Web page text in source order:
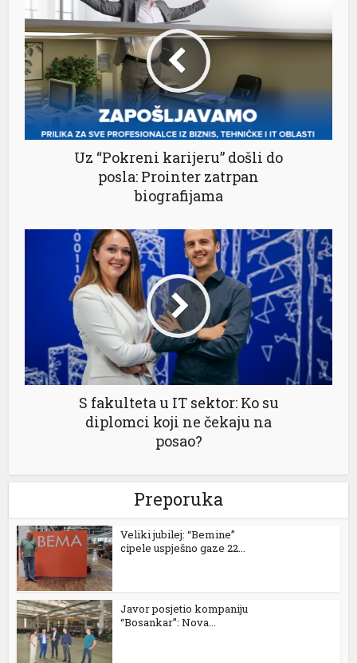
Uz “Pokreni karijeru” došli do
posla: Prointer zatrpan
biografijama
S fakulteta u IT sektor: Ko su
diplomci koji ne čekaju na
posao?
Preporuka
Veliki jubilej: “Bemine”
cipele uspješno gaze 22...
Javor posjetio kompaniju
“Bosankar”: Nova...